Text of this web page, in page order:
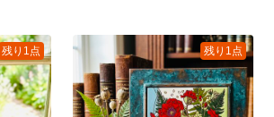
残り1点 残り1点